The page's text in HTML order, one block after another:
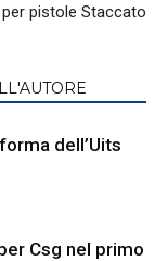
per pistole Staccato
dell’Uits
Csg nel primo